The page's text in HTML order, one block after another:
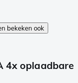
bekeken ook
4x oplaadbare